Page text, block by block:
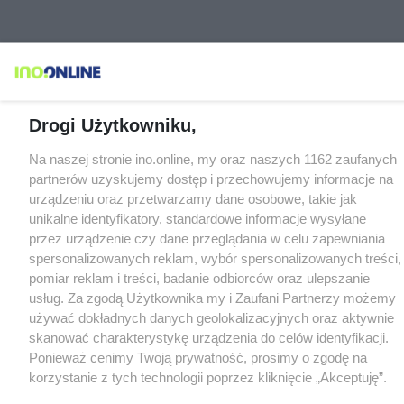
Drogi Użytkowniku,
Na naszej stronie ino.online, my oraz naszych 1162 zaufanych
partnerów uzyskujemy dostęp i przechowujemy informacje na
urządzeniu oraz przetwarzamy dane osobowe, takie jak
unikalne identyfikatory, standardowe informacje wysyłane
przez urządzenie czy dane przeglądania w celu zapewniania
spersonalizowanych reklam, wybór spersonalizowanych treści,
pomiar reklam i treści, badanie odbiorców oraz ulepszanie
usług. Za zgodą Użytkownika my i Zaufani Partnerzy możemy
używać dokładnych danych geolokalizacyjnych oraz aktywnie
skanować charakterystykę urządzenia do celów identyfikacji.
Ponieważ cenimy Twoją prywatność, prosimy o zgodę na
korzystanie z tych technologii poprzez kliknięcie „Akceptuję”.